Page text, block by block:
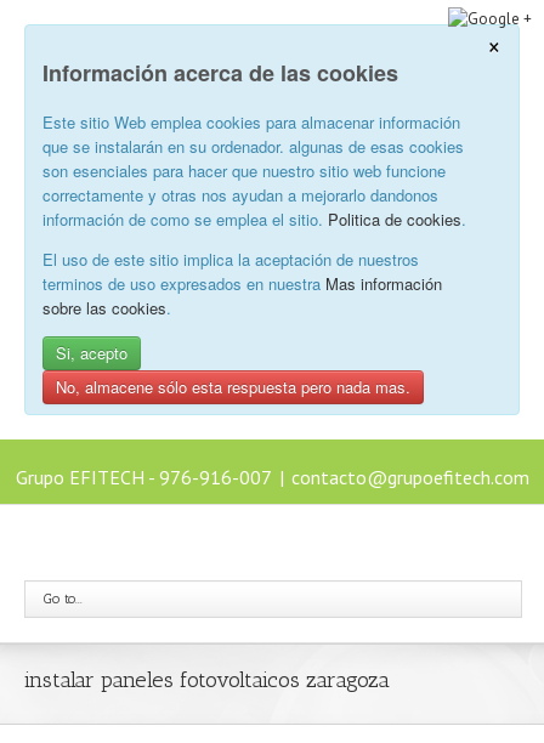
×
Información acerca de las cookies
Este sitio Web emplea cookies para almacenar información
que se instalarán en su ordenador. algunas de esas cookies
son esenciales para hacer que nuestro sitio web funcione
correctamente y otras nos ayudan a mejorarlo dandonos
información de como se emplea el sitio. Politica de cookies.
El uso de este sitio implica la aceptación de nuestros
terminos de uso expresados en nuestra Mas información
sobre las cookies.
Si, acepto
No, almacene sólo esta respuesta pero nada mas.
Grupo EFITECH - 976-916-007 | contacto@grupoefitech.com
Go to...
instalar paneles fotovoltaicos zaragoza